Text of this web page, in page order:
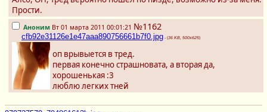
Прости.
Аноним Вт 01 марта 2011 00:01:21 №1162
cfb92e31126e1e47aaa890756661b7f0.jpg - (36 KB, 500x625)
оп врывыется в тред.
первая конечно страшновата, а вторая да,
хорошенькая :3
люблю легких тней